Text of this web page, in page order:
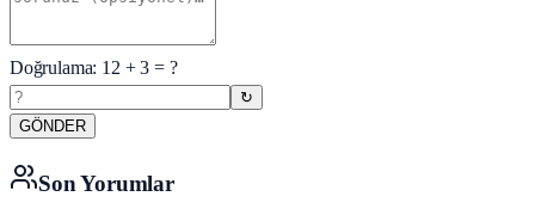
Doğrulama: 12+3 = ?
↻
GÖNDER
Son Yorumlar